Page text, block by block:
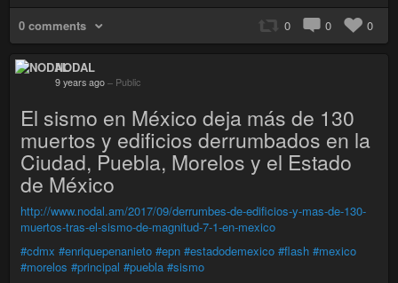
0 comments 0 0 0
NODAL
9 years ago – Public
El sismo en México deja más de 130
muertos y edificios derrumbados en la
Ciudad, Puebla, Morelos y el Estado
de México
http://www.nodal.am/2017/09/derrumbes-de-edificios-y-mas-de-130-
muertos-tras-el-sismo-de-magnitud-7-1-en-mexico
#cdmx #enriquepenanieto #epn #estadodemexico #flash #mexico
#morelos #principal #puebla #sismo